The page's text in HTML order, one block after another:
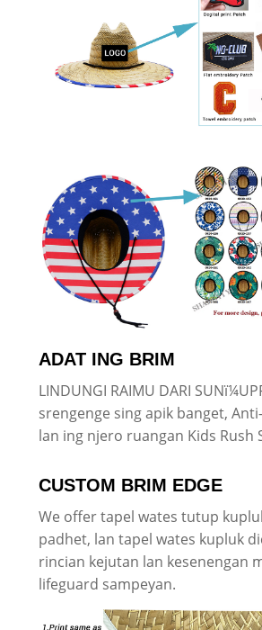
ADAT ING BRIM
LINDUNGI RAIMU DARI
srengenge sing apik banget,
lan ing njero ruangan Kids Rush
CUSTOM BRIM EDGE
We offer tapel wates tutup
padhet, lan tapel wates kupluk
rincian kejutan lan kesenengan
lifeguard sampeyan.